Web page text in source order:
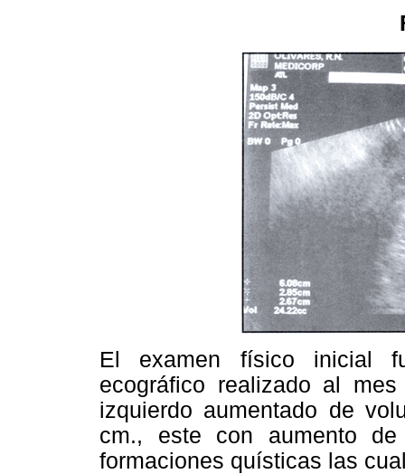
El examen físico inicial
ecográfico realizado al
izquierdo aumentado de
cm., este con aumento
formaciones quísticas las